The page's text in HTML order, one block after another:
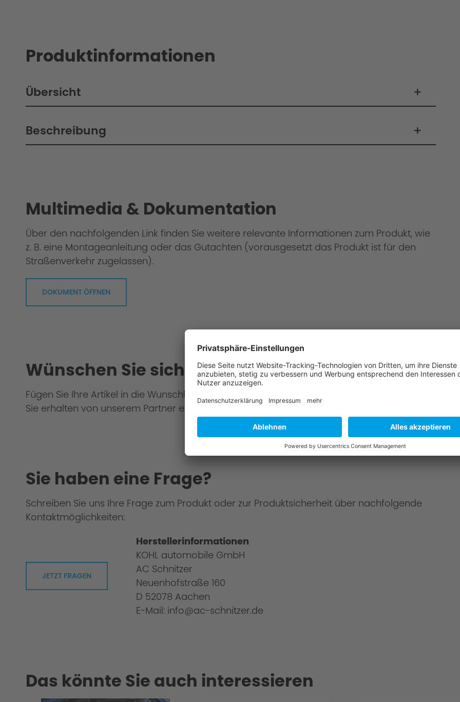
Produktinformationen
Übersicht
Beschreibung
Kaltstartregelung
Überlastungs- / Heißlaufregelung
Multimedia & Dokumentation
Über den nachfolgenden Link finden Sie weitere relevante Informationen zum Produkt, wie
z. B. eine Montageanleitung oder das Gutachten (vorausgesetzt das Produkt ist für den
Straßenverkehr zugelassen).
DOKUMENT ÖFFNEN
Wünschen Sie sich eine Montage?
Fügen Sie Ihre Artikel in die Wunschliste hinzu & wählen Sie einen AC Schnitzer-Partner aus.
Sie erhalten von unserem Partner ein Gesamtangebot für die Teile & Montage.
Sie haben eine Frage?
Schreiben Sie uns Ihre Frage zum Produkt oder zur Produktsicherheit über nachfolgende
Kontaktmöglichkeiten:
JETZT FRAGEN
Herstellerinformationen
KOHL automobile GmbH
AC Schnitzer
Neuenhofstraße 160
D 52078 Aachen
E-Mail: info@ac-schnitzer.de
Das könnte Sie auch interessieren